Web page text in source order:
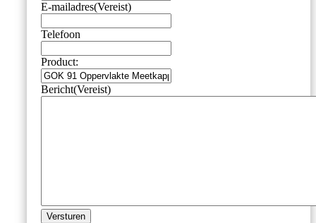
E-mailadres(Vereist)
Telefoon
Product:
Bericht(Vereist)
Versturen